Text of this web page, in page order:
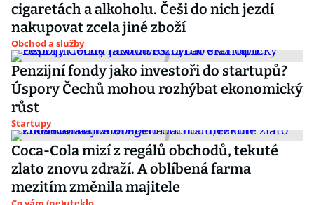
cigaretách a alkoholu. Češi do nich jezdí
nakupovat zcela jiné zboží
Obchod a služby
Penzijní fondy jako investoři do startupů?
Úspory Čechů mohou rozhýbat ekonomický
růst
Startupy
Coca-Cola mizí z regálů obchodů, tekuté
zlato znovu zdraží. A oblíbená farma
mezitím změnila majitele